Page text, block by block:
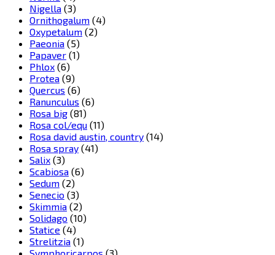
Nigella (3)
Ornithogalum (4)
Oxypetalum (2)
Paeonia (5)
Papaver (1)
Phlox (6)
Protea (9)
Quercus (6)
Ranunculus (6)
Rosa big (81)
Rosa col/equ (11)
Rosa david austin, country (14)
Rosa spray (41)
Salix (3)
Scabiosa (6)
Sedum (2)
Senecio (3)
Skimmia (2)
Solidago (10)
Statice (4)
Strelitzia (1)